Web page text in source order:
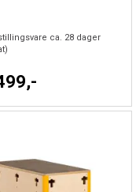
ca. 28dager